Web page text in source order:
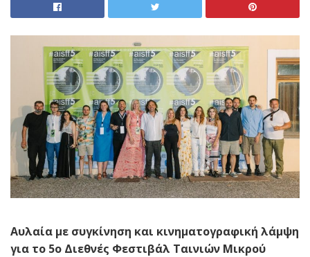
Αυλαία με συγκίνηση και κινηματογραφική λάμψη
για το 5ο Διεθνές Φεστιβάλ Ταινιών Μικρού